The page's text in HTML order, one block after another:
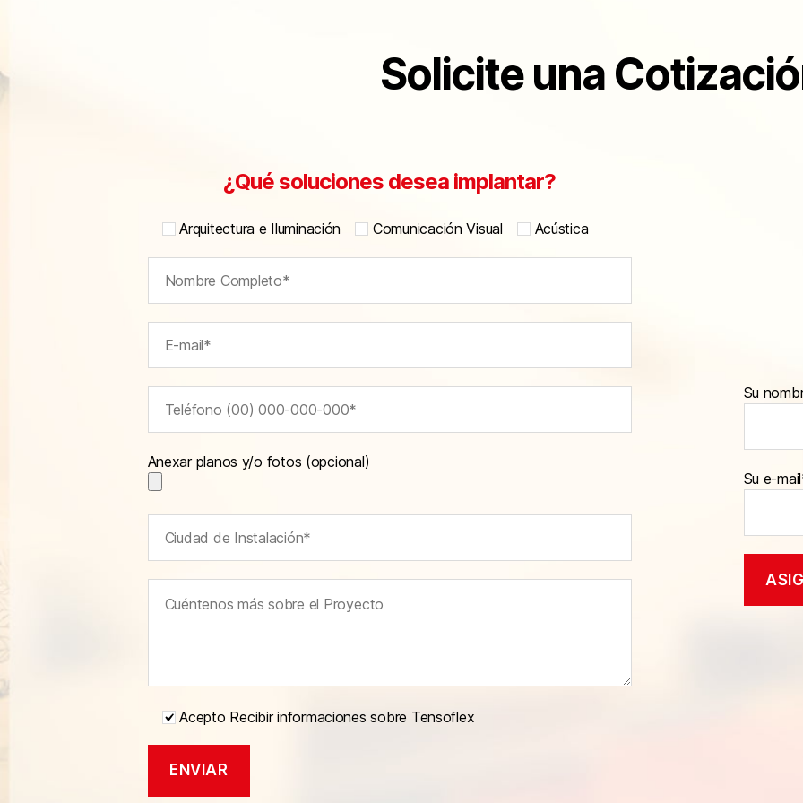
Solicite una
¿Qué soluciones desea implantar?
Arquitectura e Iluminación Comunicación Visual Acústica
Anexar planos y/o fotos (opcional)
Acepto Recibir informaciones sobre Tensoflex
Su
Su e-